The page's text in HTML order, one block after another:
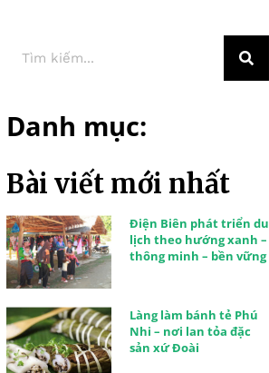
Danh mục:
Bài viết mới nhất
Điện Biên phát triển du
lịch theo hướng xanh –
thông minh – bền vững
Làng làm bánh tẻ Phú
Nhi – nơi lan tỏa đặc
sản xứ Đoài